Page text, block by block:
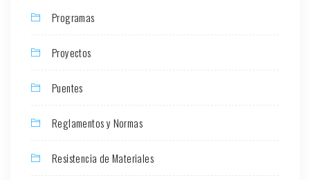
Programas
Proyectos
Puentes
Reglamentos y Normas
Resistencia de Materiales